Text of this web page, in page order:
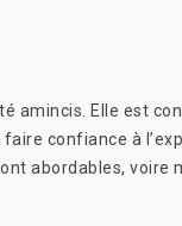
amincis. Elle est
confiance à
abordables,